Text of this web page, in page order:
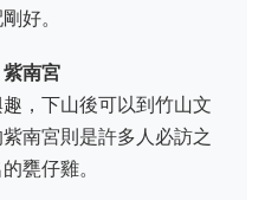
好。
南宮
，下山後可以到竹山文
南宮則是許多人必訪之
甕仔雞。